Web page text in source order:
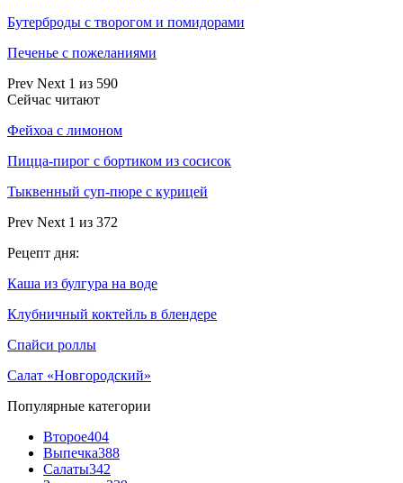
Бутерброды с творогом и помидорами
Печенье с пожеланиями
Prev Next 1 из 590
Сейчас читают
Фейхоа с лимоном
Пицца-пирог с бортиком из сосисок
Тыквенный суп-пюре с курицей
Prev Next 1 из 372
Рецепт дня:
Каша из булгура на воде
Клубничный коктейль в блендере
Спайси роллы
Салат «Новгородский»
Популярные категории
Второе404
Выпечка388
Салаты342